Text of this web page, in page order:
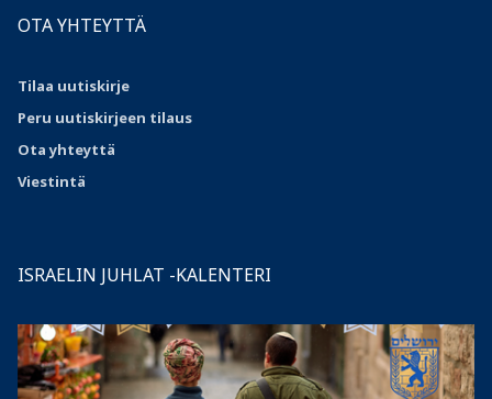
OTA YHTEYTTÄ
Tilaa uutiskirje
Peru uutiskirjeen tilaus
Otayhteyttä
Viestintä
ISRAELIN JUHLAT -KALENTERI